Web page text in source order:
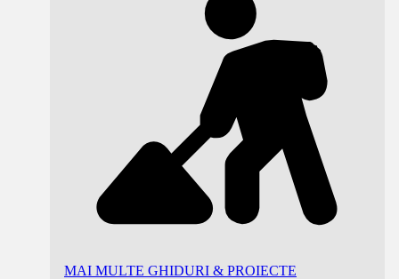
MAI MULTE GHIDURI & PROIECTE